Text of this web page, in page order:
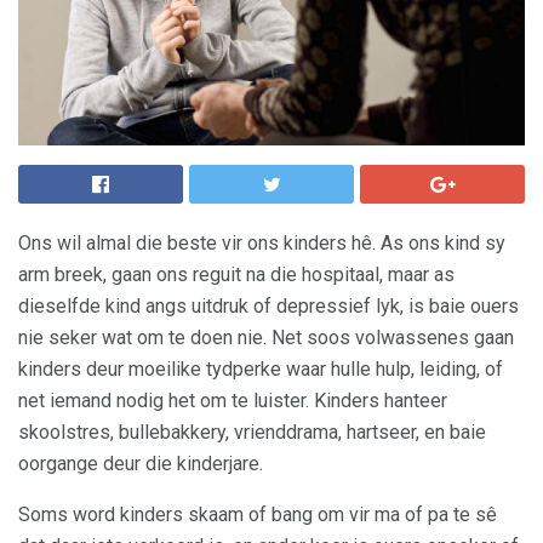
Ons wil almal die beste vir ons kinders hê. As ons kind sy
arm breek, gaan ons reguit na die hospitaal, maar as
dieselfde kind angs uitdruk of depressief lyk, is baie ouers
nie seker wat om te doen nie. Net soos volwassenes gaan
kinders deur moeilike tydperke waar hulle hulp, leiding, of
net iemand nodig het om te luister. Kinders hanteer
skoolstres, bullebakkery, vrienddrama, hartseer, en baie
oorgange deur die kinderjare.
Soms word kinders skaam of bang om vir ma of pa te sê